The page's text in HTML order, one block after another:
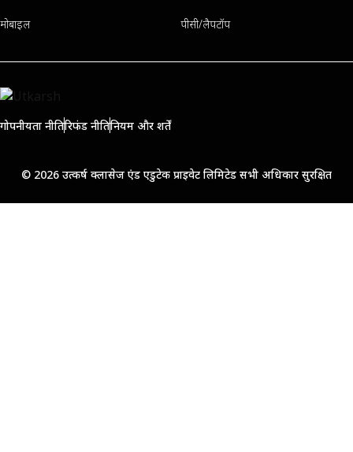
मोबाइल पीसी/लैपटॉप
गोपनीयता नीतिरिफंड नीतिनियम और शर्तें
© 2026 उत्कर्ष क्लासेज एंड एडुटेक प्राइवेट लिमिटेड सभी अधिकार सुरक्षित